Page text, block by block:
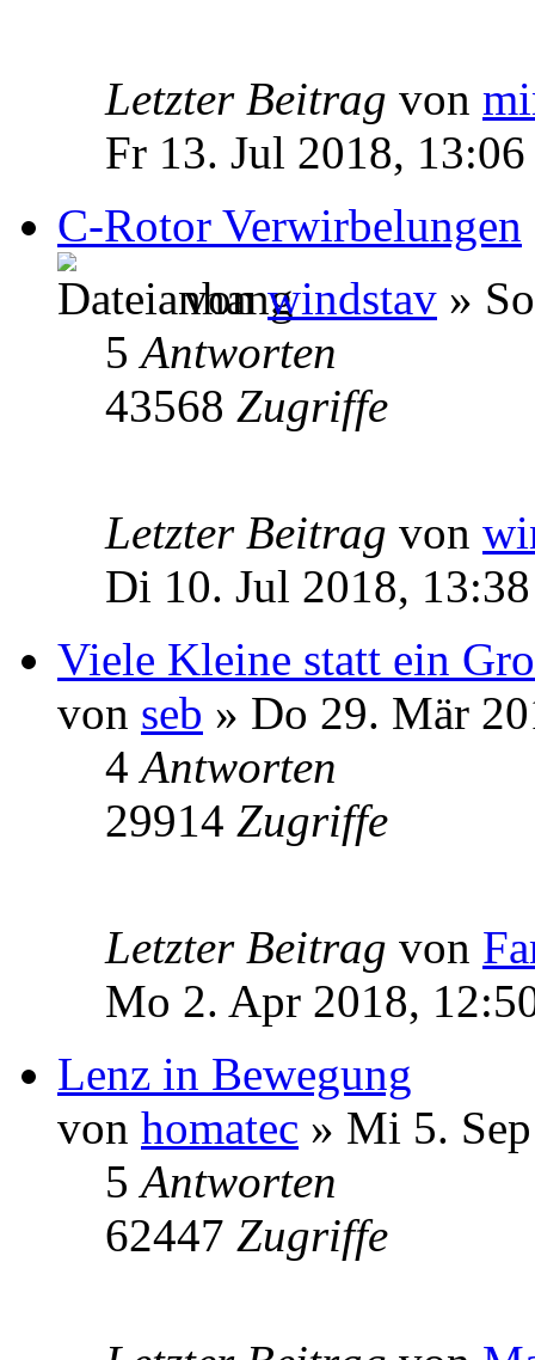
Letzter Beitrag von
Fr 13. Jul 2018, 13:06
C-Rotor Verwirbelungen
vonwindstav »
5Antworten
43568 Zugriffe
Letzter Beitrag von
Di 10. Jul 2018, 13:38
Viele Kleine statt ein
von seb » Do 29. Mär
4Antworten
29914 Zugriffe
Letzter Beitrag von
Mo 2. Apr 2018,
Lenz in Bewegung
von homatec » Mi 5.
5Antworten
62447 Zugriffe